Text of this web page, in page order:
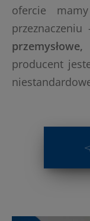
ofercie
przeznaczeniu
producent